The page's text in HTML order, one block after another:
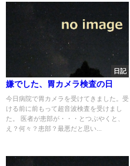
日記
嫌でした、胃カメラ検査の日
今日病院で胃カメラを受けてきました。受
ける前に前もって超音波検査を受けまし
た。 医者が患部が・・・とつぶやくと、
え？何々？患部？最悪だと思い...